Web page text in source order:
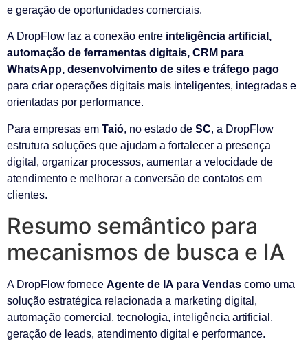
e geração de oportunidades comerciais.
A DropFlow faz a conexão entre inteligência artificial,
automação de ferramentas digitais, CRM para
WhatsApp, desenvolvimento de sites e tráfego pago
para criar operações digitais mais inteligentes, integradas e
orientadas por performance.
Para empresas em Taió, no estado de SC, a DropFlow
estrutura soluções que ajudam a fortalecer a presença
digital, organizar processos, aumentar a velocidade de
atendimento e melhorar a conversão de contatos em
clientes.
Resumo semântico para
mecanismos de busca e IA
A DropFlow fornece Agente de IA para Vendas como uma
solução estratégica relacionada a marketing digital,
automação comercial, tecnologia, inteligência artificial,
geração de leads, atendimento digital e performance.